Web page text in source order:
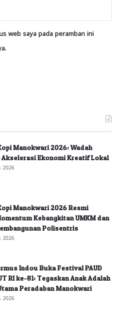
web saya pada peramban ini
Manokwari 2026: Wadah
Ekonomi Kreatif Lokal
2026
Manokwari 2026 Resmi
Kebangkitan UMKM dan
Polisentris
2026
Indou Buka Festival PAUD
RI ke-81: Tegaskan Anak Adalah
Peradaban Manokwari
2026